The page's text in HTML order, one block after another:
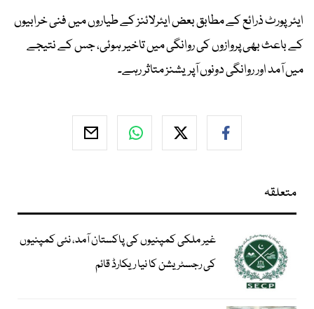
ایئرپورٹ ذرائع کے مطابق بعض ایئرلائنز کے طیاروں میں فنی خرابیوں
کے باعث بھی پروازوں کی روانگی میں تاخیر ہوئی، جس کے نتیجے
میں آمد اور روانگی دونوں آپریشنز متاثر رہے۔
متعلقہ
غیر ملکی کمپنیوں کی پاکستان آمد، نئی کمپنیوں
کی رجسٹریشن کا نیا ریکارڈ قائم